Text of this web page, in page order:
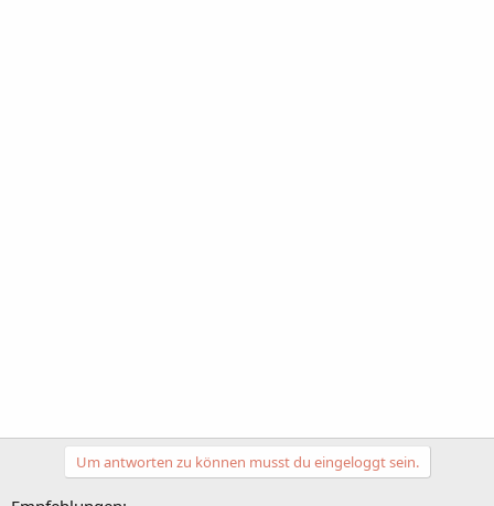
Um antworten zu können musst du eingeloggt sein.